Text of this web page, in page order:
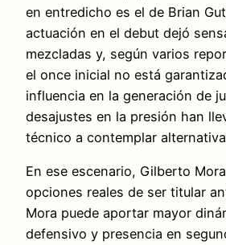
en entredicho es el de Brian
actuación en el debut dejó
mezcladas y, según varios
el once inicial no está
influencia en la generación de
desajustes en la presión han
técnico a contemplar
En ese escenario, Gilberto
opciones reales de ser titular
Mora puede aportar mayor
defensivo y presencia en